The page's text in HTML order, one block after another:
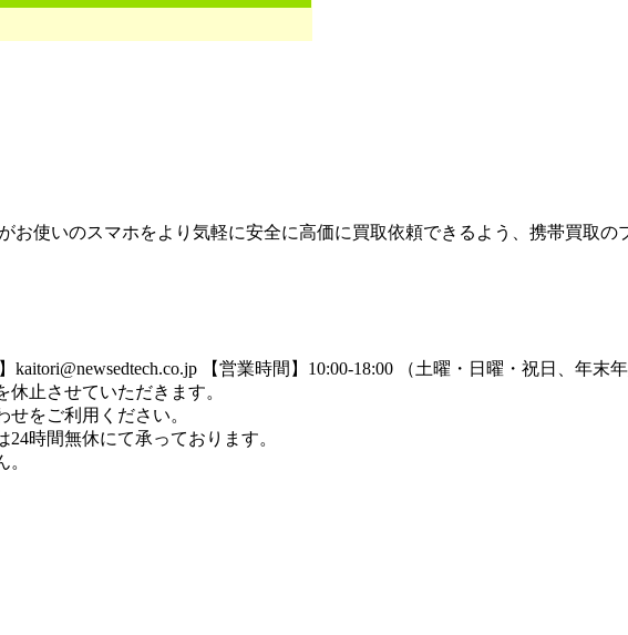
お使いのスマホをより気軽に安全に高価に買取依頼できるよう、携帯買取の
kaitori@newsedtech.co.jp
【営業時間】10:00-18:00 （土曜・日曜・祝日、年末
止させていただきます。
をご利用ください。
時間無休にて承っております。